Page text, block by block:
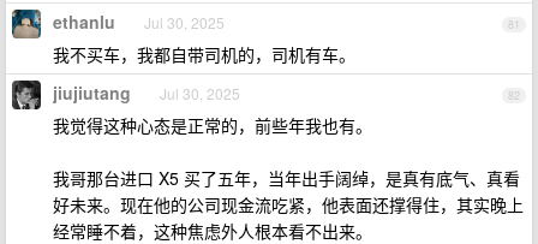
81
ethanlu Jul 30, 2025
我不买车，我都自带司机的，司机有车。
82
jiujiutang Jul 30, 2025
我觉得这种心态是正常的，前些年我也有。
我哥那台进口 X5 买了五年，当年出手阔绰，是真有底气、真看
好未来。现在他的公司现金流吃紧，他表面还撑得住，其实晚上
经常睡不着，这种焦虑外人根本看不出来。